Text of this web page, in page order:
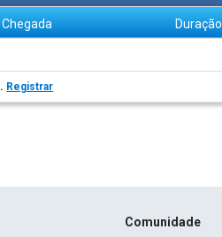
Chegada Duração
Registrar
Comunidade